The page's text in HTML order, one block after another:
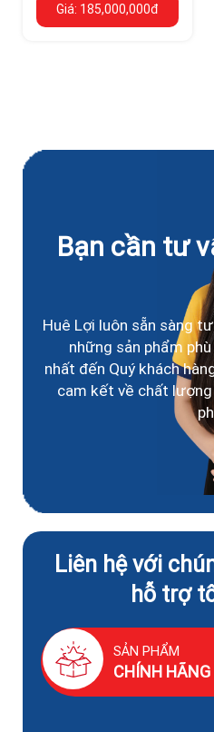
Giá: 185,000,000đ
Bạn cần tư
Huê Lợi luôn sẵn sàng
những sản phẩm
nhất đến Quý khách
cam kết về chất lượng
Liên hệ với
hỗ trợ
SẢN PHẨM
CHÍNH HÃNG